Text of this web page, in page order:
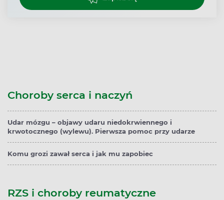
Choroby serca i naczyń
Udar mózgu – objawy udaru niedokrwiennego i
krwotocznego (wylewu). Pierwsza pomoc przy udarze
Komu grozi zawał serca i jak mu zapobiec
RZS i choroby reumatyczne